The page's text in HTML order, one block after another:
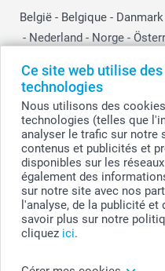
Ce site web utilise
technologies
Nous utilisons des
technologies (telles que
analyser le trafic sur notre
contenus et publicités et
disponibles sur les
également des
sur notre site avec nos
l'analyse, de la publicité et
savoir plus sur notre
cliquez ici.
België - Belgique - Danmark
- Nederland - Norge -
Other Countries
© smartphoto group. Tous
smartphoto group SA.
Siège social :
Numéro de TVA BE
Numéro d'entreprise
Tous les prix sont en EURO